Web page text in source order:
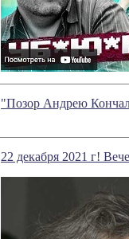
"Позор Андрею
22 декабря 2021 г!